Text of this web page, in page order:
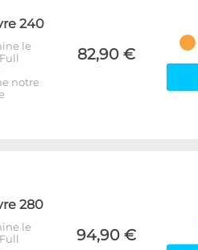
240
le
notre
82,90 €
280
le
94,90 €